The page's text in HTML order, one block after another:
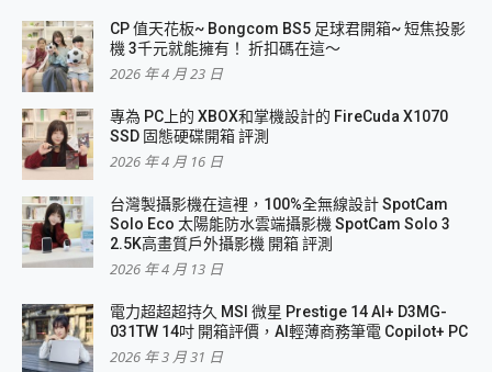
CP 值天花板~ Bongcom BS5 足球君開箱~ 短焦投影
機 3千元就能擁有！ 折扣碼在這～
2026 年 4 月 23 日
專為 PC上的 XBOX和掌機設計的 FireCuda X1070
SSD 固態硬碟開箱 評測
2026 年 4 月 16 日
台灣製攝影機在這裡，100%全無線設計 SpotCam
Solo Eco 太陽能防水雲端攝影機 SpotCam Solo 3
2.5K高畫質戶外攝影機 開箱 評測
2026 年 4 月 13 日
電力超超超持久 MSI 微星 Prestige 14 AI+ D3MG-
031TW 14吋 開箱評價，AI輕薄商務筆電 Copilot+ PC
2026 年 3 月 31 日